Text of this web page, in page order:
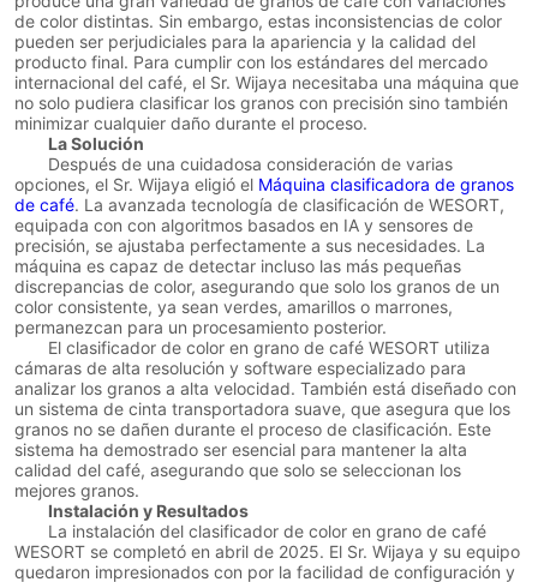
de color distintas. Sin embargo, estas inconsistencias de color
pueden ser perjudiciales para la apariencia y la calidad del
producto final. Para cumplir con los estándares del mercado
internacional del café, el Sr. Wijaya necesitaba una máquina que
no solo pudiera clasificar los granos con precisión sino también
minimizar cualquier daño durante el proceso.
La Solución
Después de una cuidadosa consideración de varias
opciones, el Sr. Wijaya eligió el Máquina clasificadora de granos
de café. La avanzada tecnología de clasificación de WESORT,
equipada con con algoritmos basados en IA y sensores de
precisión, se ajustaba perfectamente a sus necesidades. La
máquina es capaz de detectar incluso las más pequeñas
discrepancias de color, asegurando que solo los granos de un
color consistente, ya sean verdes, amarillos o marrones,
permanezcan para un procesamiento posterior.
El clasificador de color en grano de café WESORT utiliza
cámaras de alta resolución y software especializado para
analizar los granos a alta velocidad. También está diseñado con
un sistema de cinta transportadora suave, que asegura que los
granos no se dañen durante el proceso de clasificación. Este
sistema ha demostrado ser esencial para mantener la alta
calidad del café, asegurando que solo se seleccionan los
mejores granos.
Instalación y Resultados
La instalación del clasificador de color en grano de café
WESORT se completó en abril de 2025. El Sr. Wijaya y su equipo
quedaron impresionados con por la facilidad de configuración y